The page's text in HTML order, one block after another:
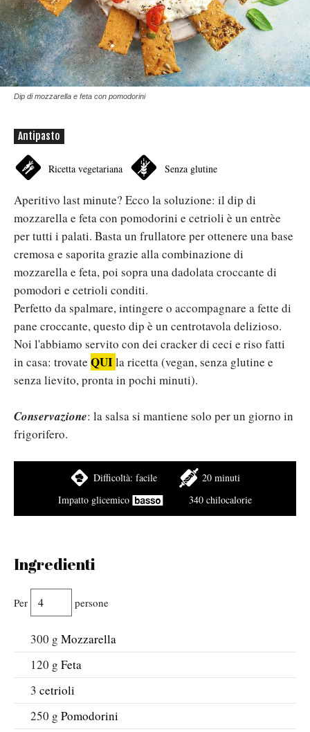
Dip di mozzarella e feta con pomodorini
Antipasto
Ricetta vegetariana Senza glutine
Aperitivo last minute? Ecco la soluzione: il dip di
mozzarella e feta con pomodorini e cetrioli è un entrèe
per tutti i palati. Basta un frullatore per ottenere una base
cremosa e saporita grazie alla combinazione di
mozzarella e feta, poi sopra una dadolata croccante di
pomodori e cetrioli conditi.
Perfetto da spalmare, intingere o accompagnare a fette di
pane croccante, questo dip è un centrotavola delizioso.
Noi l'abbiamo servito con dei cracker di ceci e riso fatti
in casa: trovate QUIla ricetta (vegan, senza glutine e
senza lievito, pronta in pochi minuti).
Conservazione: la salsa si mantiene solo per un giorno in
frigorifero.
Difficoltà: facile
20 minuti
Impatto glicemico
340 chilocalorie
Ingredienti
Per persone
300 g Mozzarella
120 g Feta
3 cetrioli
250 g Pomodorini